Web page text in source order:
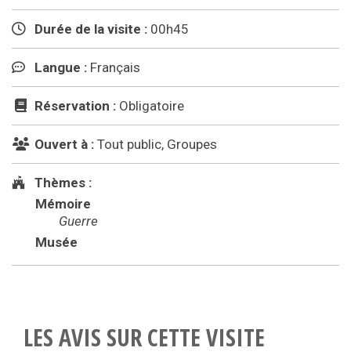
Durée de la visite : 00h45
Langue : Français
Réservation : Obligatoire
Ouvert à : Tout public, Groupes
Thèmes :
Mémoire
Guerre
Musée
LES AVIS SUR CETTE VISITE